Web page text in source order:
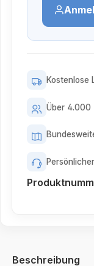
Kostenlose
Über 4.000
Beschreibung